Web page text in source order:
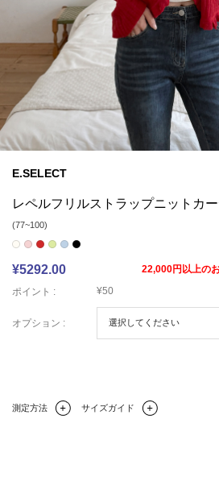
E.SELECT
レペルフリルストラップニットカ
(77~100)
¥5292.00
22,000円以上の
ポイント :
¥50
オプション :
測定方法 サイズガイド